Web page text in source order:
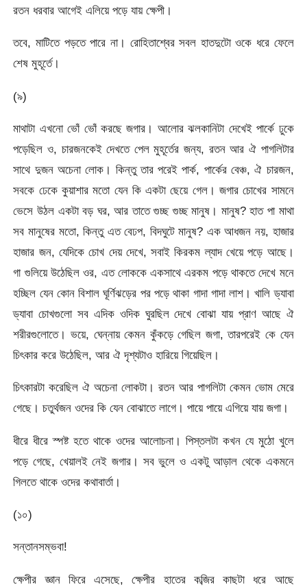
রতন ধরবার আগেই এলিয়ে পড়ে যায় ক্ষেপী।
তবে, মাটিতে পড়তে পারে না। রোহিতাশ্বের সবল হাতদুটো ওকে ধরে ফেলে
শেষ মুহূর্তে।
(৯)
মাথাটা এখনো ভোঁ ভোঁ করছে জগার। আলোর ঝলকানিটা দেখেই পার্কে ঢুকে
পড়েছিল ও, চারজনকেই দেখতে পেল মুহূর্তের জন্য, রতন আর ঐ পাগলিটার
সাথে দুজন অচেনা লোক। কিন্তু তার পরেই পার্ক, পার্কের বেঞ্চ, ঐ চারজন,
সবকে ঢেকে কুয়াশার মতো যেন কি একটা ছেয়ে গেল। জগার চোখের সামনে
ভেসে উঠল একটা বড় ঘর, আর তাতে গুচ্ছ গুচ্ছ মানুষ। মানুষ? হাত পা মাথা
সব মানুষের মতো, কিন্তু এত বেঢপ, বিদঘুটে মানুষ? এক আধজন নয়, হাজার
হাজার জন, যেদিকে চোখ দেয় দেখে, সবাই কিরকম ল্যাদ খেয়ে পড়ে আছে।
গা গুলিয়ে উঠেছিল ওর, এত লোককে একসাথে এরকম পড়ে থাকতে দেখে মনে
হচ্ছিল যেন কোন বিশাল ঘূর্ণিঝড়ের পর পড়ে থাকা গাদা গাদা লাশ। খালি ড্যাবা
ড্যাবা চোখগুলো সব এদিক ওদিক ঘুরছিল দেখে বোঝা যায় প্রাণ আছে ঐ
শরীরগুলোতে। ভয়ে, ঘেন্নায় কেমন কুঁকড়ে গেছিল জগা, তারপরেই কে যেন
চিৎকার করে উঠেছিল, আর ঐ দৃশ্যটাও হারিয়ে গিয়েছিল।
চিৎকারটা করেছিল ঐ অচেনা লোকটা। রতন আর পাগলিটা কেমন ভোম মেরে
গেছে। চতুর্থজন ওদের কি যেন বোঝাতে লাগে। পায়ে পায়ে এগিয়ে যায় জগা।
ধীরে ধীরে স্পষ্ট হতে থাকে ওদের আলোচনা। পিস্তলটা কখন যে মুঠো খুলে
পড়ে গেছে, খেয়ালই নেই জগার। সব ভুলে ও একটু আড়াল থেকে একমনে
গিলতে থাকে ওদের কথাবার্তা।
(১০)
সন্তানসম্ভবা!
ক্ষেপীর জ্ঞান ফিরে এসেছে, ক্ষেপীর হাতের কব্জির কাছটা ধরে আছে